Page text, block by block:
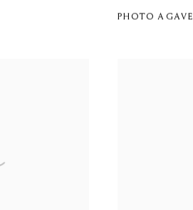
PHOTO AGAVE